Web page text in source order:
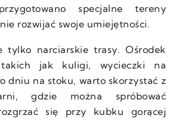
specjalne tereny
rozwijać swoje umiejętności.
narciarskie trasy. Ośrodek
jak kuligi, wycieczki na
dniu na stoku, warto skorzystać z
gdzie można spróbować
się przy kubku gorącej